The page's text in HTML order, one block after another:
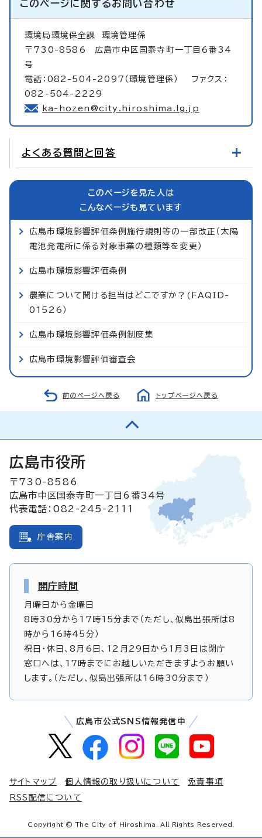
このページに関するお問い合わせ
環境局環境保全課 環境管理係
〒730-8586 広島市中区国泰寺町一丁目6番34
号
電話：082-504-2097（環境管理係） ファクス：
082-504-2229
ka-hozen@city.hiroshima.lg.jp
よくある質問と回答
このページを見た人は
こんなページも見ています
広島市環境影響評価条例施行規則等の一部改正（太陽
電池発電所に係る対象事業の種類等を変更）
広島市環境影響評価条例
農業について聞ける担当はどこですか？(FAQID-
01526）
広島市環境影響評価条例制度集
広島市環境影響評価審査会
前のページへ戻る トップページへ戻る
広島市役所
〒730-8586
広島市中区国泰寺町一丁目6番34号
代表電話：082-245-2111
庁舎案内
開庁時間
月曜日から金曜日
8時30分から17時15分まで（ただし、似島出張所は8
時から16時45分）
祝日・休日、8月6日、12月29日から1月3日は閉庁
窓口へは、17時までにお越しいただきますようお願い
します。（ただし、似島出張所は16時30分まで）
広島市公式SNS情報発信中
サイトマップ 個人情報の取り扱いについて
免責事項
RSS配信について
Copyright © The City of Hiroshima. All Rights Reserved.